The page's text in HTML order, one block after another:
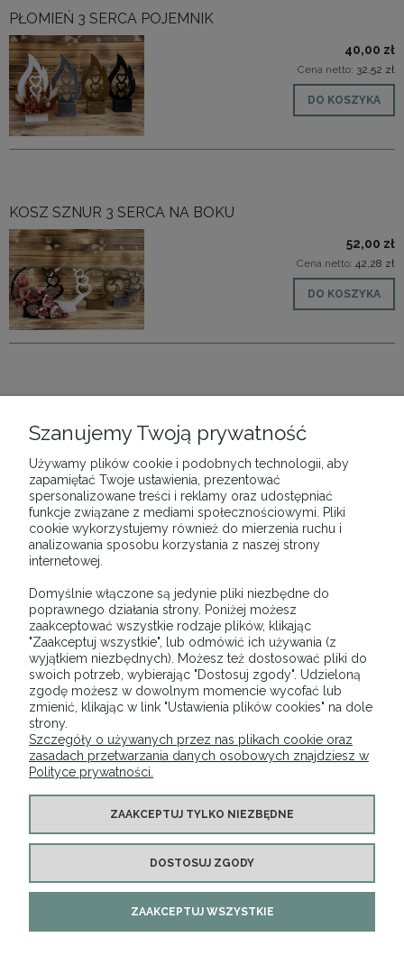
PŁOMIEŃ 3 SERCA POJEMNIK
40,00 zł
Cena netto: 32,52 zł
DO KOSZYKA
KOSZ SZNUR 3 SERCA NA BOKU
52,00 zł
Cena netto: 42,28 zł
DO KOSZYKA
Cena netto:
DO KOSZYKA
OPINIE O PRODUKCIE (0)
O NAS
OBSŁUGA KLIENTA
MOJE KONTO
klaudia.sotwin@wp.pl Tel.: 516 831 713 | NIP: 9442254736
REGON: 367018470
Szanujemy Twoją prywatność
Używamy plików cookie i podobnych technologii, aby
zapamiętać Twoje ustawienia, prezentować
spersonalizowane treści i reklamy oraz udostępniać
funkcje związane z mediami społecznościowymi. Pliki
cookie wykorzystujemy również do mierzenia ruchu i
analizowania sposobu korzystania z naszej strony
internetowej.
Domyślnie włączone są jedynie pliki niezbędne do
poprawnego działania strony. Poniżej możesz
zaakceptować wszystkie rodzaje plików, klikając
"Zaakceptuj wszystkie", lub odmówić ich używania (z
wyjątkiem niezbędnych). Możesz też dostosować pliki do
swoich potrzeb, wybierając "Dostosuj zgody". Udzieloną
zgodę możesz w dowolnym momencie wycofać lub
zmienić, klikając w link "Ustawienia plików cookies" na dole
strony.
Szczegóły o używanych przez nas plikach cookie oraz
zasadach przetwarzania danych osobowych znajdziesz w
Polityce prywatności.
ZAAKCEPTUJ TYLKO NIEZBĘDNE
DOSTOSUJ ZGODY
ZAAKCEPTUJ WSZYSTKIE